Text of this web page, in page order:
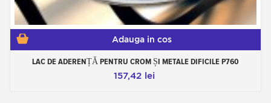
Adauga in cos
LAC DE ADERENȚĂ PENTRU CROM ȘI METALE DIFICILE P760
157,42 lei